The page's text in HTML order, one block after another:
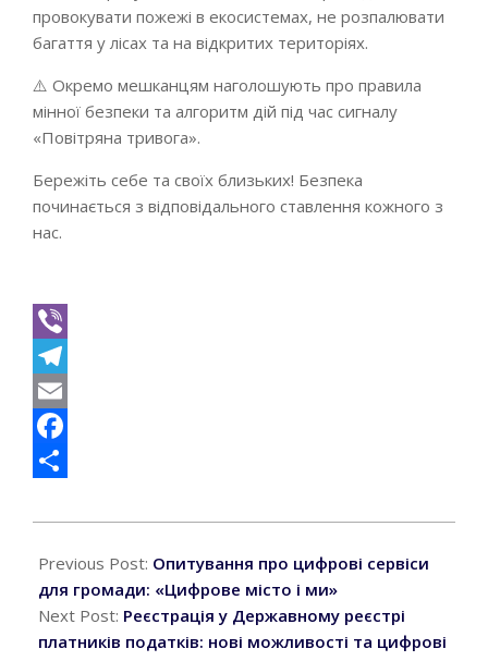
провокувати пожежі в екосистемах, не розпалювати
багаття у лісах та на відкритих територіях.
⚠️ Окремо мешканцям наголошують про правила
мінної безпеки та алгоритм дій під час сигналу
«Повітряна тривога».
Бережіть себе та своїх близьких! Безпека
починається з відповідального ставлення кожного з
нас.
Viber
Telegram
Email
Facebook
06-
05
Previous Post: Опитування про цифрові сервіси
для громади: «Цифрове місто і ми»
Next Post: Реєстрація у Державному реєстрі
платників податків: нові можливості та цифрові